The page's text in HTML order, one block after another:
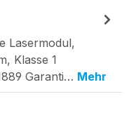
Lasermodul,
Klasse 1
Garanti… Mehr